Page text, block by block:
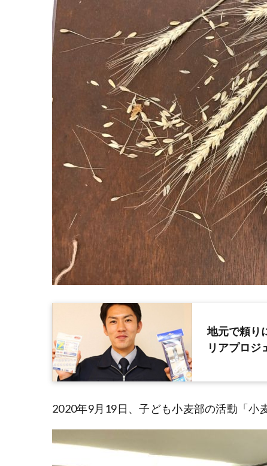
地元で頼り
リアプロジ
2020年9月19日、子ども小麦部の活動「小